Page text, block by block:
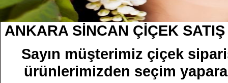
ANKARA SİNCAN ÇİÇEK
Sayın müşterimiz çiçek
ürünlerimizden seçim